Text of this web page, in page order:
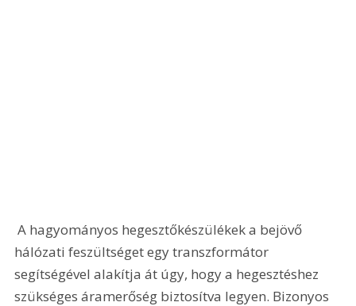
A hagyományos hegesztőkészülékek a bejövő
hálózati feszültséget egy transzformátor
segítségével alakítja át úgy, hogy a hegesztéshez
szükséges áramerőség biztosítva legyen. Bizonyos